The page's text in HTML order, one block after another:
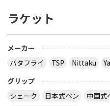
多分大会Ｔシャツで
では？ その会場でし
はサイズごとに売り
午前中に購入した方
で、出られなくて
ラケット
メーカー
バタフライ
TSP Nittaku
グリップ
シェーク
日本式ペン 中国式